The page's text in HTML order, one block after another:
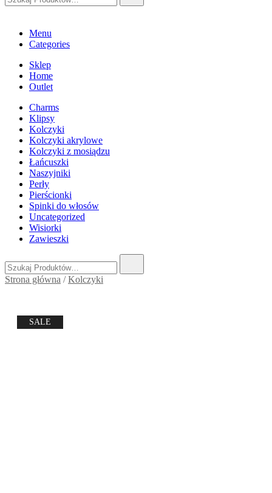
Menu
Categories
Sklep
Home
Outlet
Charms
Klipsy
Kolczyki
Kolczyki akrylowe
Kolczyki z mosiądzu
Łańcuszki
Naszyjniki
Perły
Pierścionki
Spinki do włosów
Uncategorized
Wisiorki
Zawieszki
Strona główna /Kolczyki
SALE